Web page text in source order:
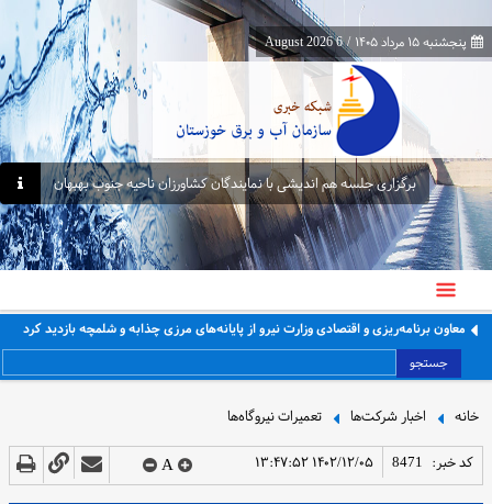
پنجشنبه ۱۵ مرداد ۱۴۰۵ /
6 August 2026
برگزاری جلسه هم اندیشی با نمایندگان کشاورزان ناحیه جنوب بهبهان
معاون برنامه‌ریزی و اقتصادی وزارت نیرو از پایانه‌های مرزی چذابه و شلمچه بازدید کرد
جستجو
خانه اخبار شرکت‌ها تعمیرات نیروگاه‌ها
کد خبر: 8471 ۱۴۰۲/۱۲/۰۵ ۱۳:۴۷:۵۲ A